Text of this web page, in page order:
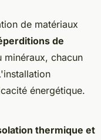
de matériaux
de
minéraux, chacun
énergétique.
thermique et